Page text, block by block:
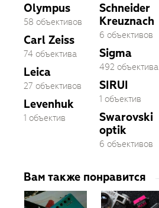
Olympus
58 объективов
Carl Zeiss
74 объектива
Leica
27 объективов
Levenhuk
1 объектив
Schneider
Kreuznach
6 объективов
Sigma
492 объектива
SIRUI
1 объектив
Swarovski
optik
6 объективов
Вам также понравится